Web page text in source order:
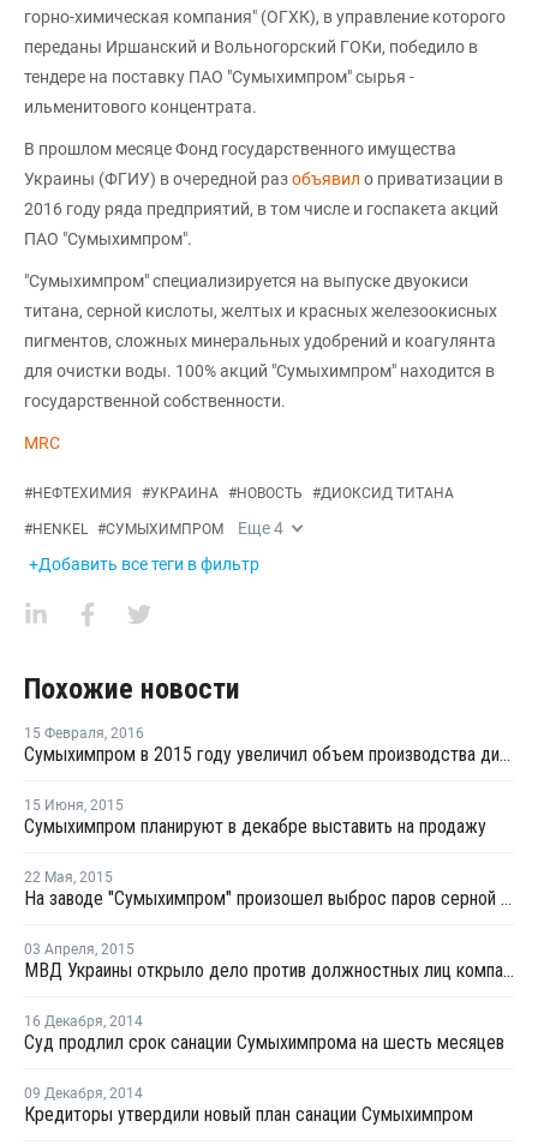
горно-химическая компания" (ОГХК), в управление которого
переданы Иршанский и Вольногорский ГОКи, победило в
тендере на поставку ПАО "Сумыхимпром" сырья -
ильменитового концентрата.
В прошлом месяце Фонд государственного имущества
Украины (ФГИУ) в очередной разобъявил о приватизации в
2016 году ряда предприятий, в том числе и госпакета акций
ПАО "Сумыхимпром".
"Сумыхимпром" специализируется на выпуске двуокиси
титана, серной кислоты, желтых и красных железоокисных
пигментов, сложных минеральных удобрений и коагулянта
для очистки воды. 100% акций "Сумыхимпром" находится в
государственной собственности.
MRC
#НЕФТЕХИМИЯ #УКРАИНА #НОВОСТЬ #ДИОКСИД ТИТАНА
#HENKEL #СУМЫХИМПРОМ Еще4
+Добавить все теги в фильтр
Похожие новости
15 Февраля, 2016
Сумыхимпром в 2015 году увеличил объем производства диоксида титана на 13%
15 Июня, 2015
Сумыхимпром планируют в декабре выставить на продажу
22 Мая, 2015
На заводе "Сумыхимпром" произошел выброс паров серной кислоты
03 Апреля, 2015
МВД Украины открыло дело против должностных лиц компаний Фирташа
16 Декабря, 2014
Суд продлил срок санации Сумыхимпрома на шесть месяцев
09 Декабря, 2014
Кредиторы утвердили новый план санации Сумыхимпром